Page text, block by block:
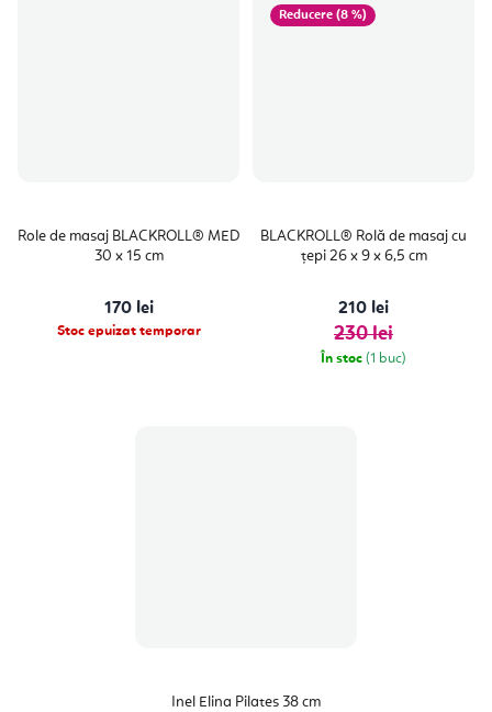
Role de masaj BLACKROLL® MED
30 x 15 cm
170 lei
Stoc epuizat temporar
(8 %)
BLACKROLL® Rolă de masaj cu
țepi 26 x 9 x 6,5 cm
210 lei
230 lei
În stoc (1 buc)
Inel Elina Pilates 38 cm